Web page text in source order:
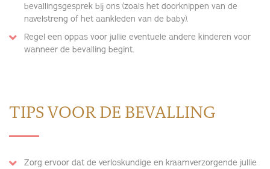
bevallingsgesprek bij ons (zoals het doorknippen van de
navelstreng of het aankleden van de baby).
Regel een oppas voor jullie eventuele andere kinderen voor
wanneer de bevalling begint.
TIPS VOOR DE BEVALLING
Zorg ervoor dat de verloskundige en kraamverzorgende jullie